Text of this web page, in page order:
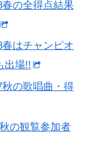
の全得点結果
はチャンピオ
出場!!
の歌唱曲・得
の観覧参加者